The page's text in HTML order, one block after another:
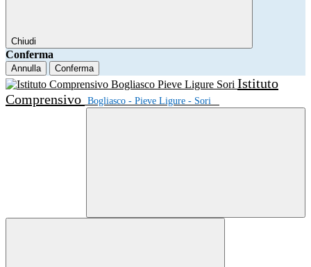
Chiudi
Conferma
Annulla Conferma
Istituto
Comprensivo Bogliasco - Pieve Ligure - Sori